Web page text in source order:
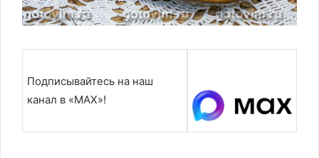
Подписывайтесь на наш
канал в «MAX»!